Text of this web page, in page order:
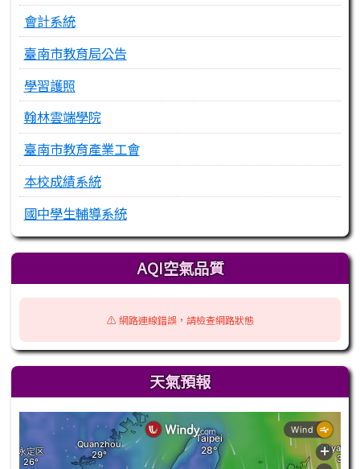
會計系統
臺南市教育局公告
學習護照
翰林雲端學院
臺南市教育產業工會
本校成績系統
國中學生輔導系統
AQI空氣品質
⚠️ 網路連線錯誤，請檢查網路狀態
天氣預報